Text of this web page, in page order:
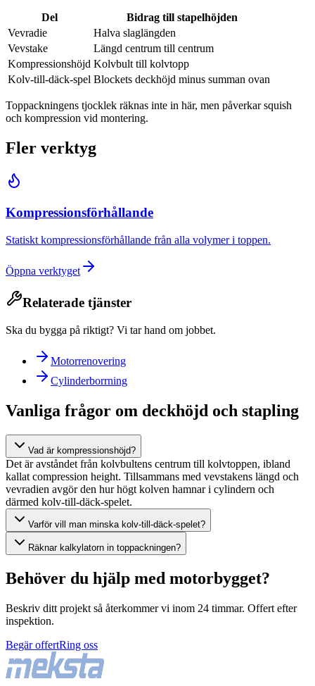
Del
Bidrag till stapelhöjden
Vevradie
Halva slaglängden
Vevstake
Längd centrum till centrum
Kompressionshöjd Kolvbult till kolvtopp
Kolv-till-däck-spel Blockets deckhöjd minus summan ovan
Toppackningens tjocklek räknas inte in här, men påverkar squish
och kompression vid montering.
Fler verktyg
Kompressionsförhållande
Statiskt kompressionsförhållande från alla volymer i toppen.
Öppna verktyget
Relaterade tjänster
Ska du bygga på riktigt? Vi tar hand om jobbet.
Motorrenovering
Cylinderborrning
Vanliga frågor om deckhöjd och stapling
Vad är kompressionshöjd?
Det är avståndet från kolvbultens centrum till kolvtoppen, ibland
kallat compression height. Tillsammans med vevstakens längd och
vevradien avgör den hur högt kolven hamnar i cylindern och
därmed kolv-till-däck-spelet.
Varför vill man minska kolv-till-däck-spelet?
Räknar kalkylatorn in toppackningen?
Behöver du hjälp med motorbygget?
Beskriv ditt projekt så återkommer vi inom 24 timmar. Offert efter
inspektion.
Begär offertRing oss